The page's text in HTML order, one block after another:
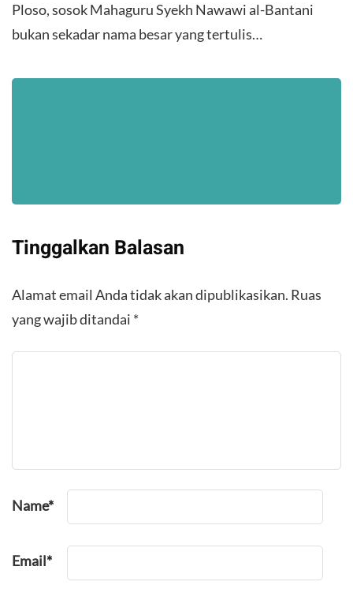
Ploso, sosok Mahaguru Syekh Nawawi al-Bantani
bukan sekadar nama besar yang tertulis…
Tinggalkan Balasan
Alamat email Anda tidak akan dipublikasikan. Ruas
yang wajib ditandai *
Name*
Email*